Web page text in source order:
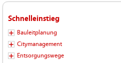
Schnelleinstieg
Bauleitplanung
Citymanagement
Entsorgungswege